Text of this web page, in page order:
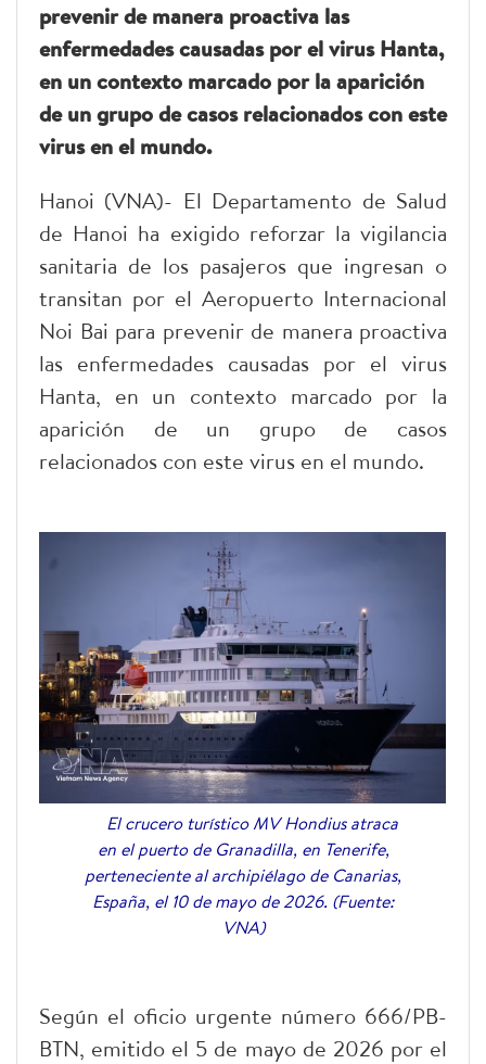
prevenir de manera proactiva las
enfermedades causadas por el virus Hanta,
en un contexto marcado por la aparición
de un grupo de casos relacionados con este
virus en el mundo.
Hanoi (VNA)- El Departamento de Salud
de Hanoi ha exigido reforzar la vigilancia
sanitaria de los pasajeros que ingresan o
transitan por el Aeropuerto Internacional
Noi Bai para prevenir de manera proactiva
las enfermedades causadas por el virus
Hanta, en un contexto marcado por la
aparición de un grupo de casos
relacionados con este virus en el mundo.
El crucero turístico MV Hondius atraca
en el puerto de Granadilla, en Tenerife,
perteneciente al archipiélago de Canarias,
España, el 10 de mayo de 2026. (Fuente:
VNA)
Según el oficio urgente número 666/PB-
BTN, emitido el 5 de mayo de 2026 por el